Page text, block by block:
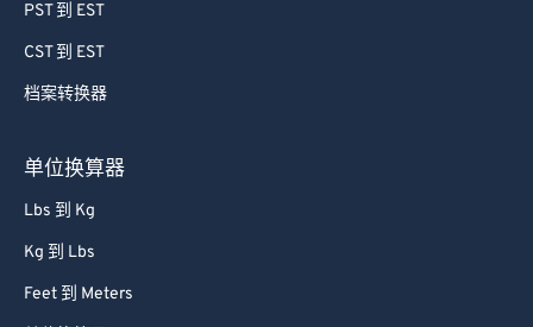
PST 到 EST
CST 到 EST
档案转换器
单位换算器
Lbs 到 Kg
Kg 到 Lbs
Feet 到 Meters